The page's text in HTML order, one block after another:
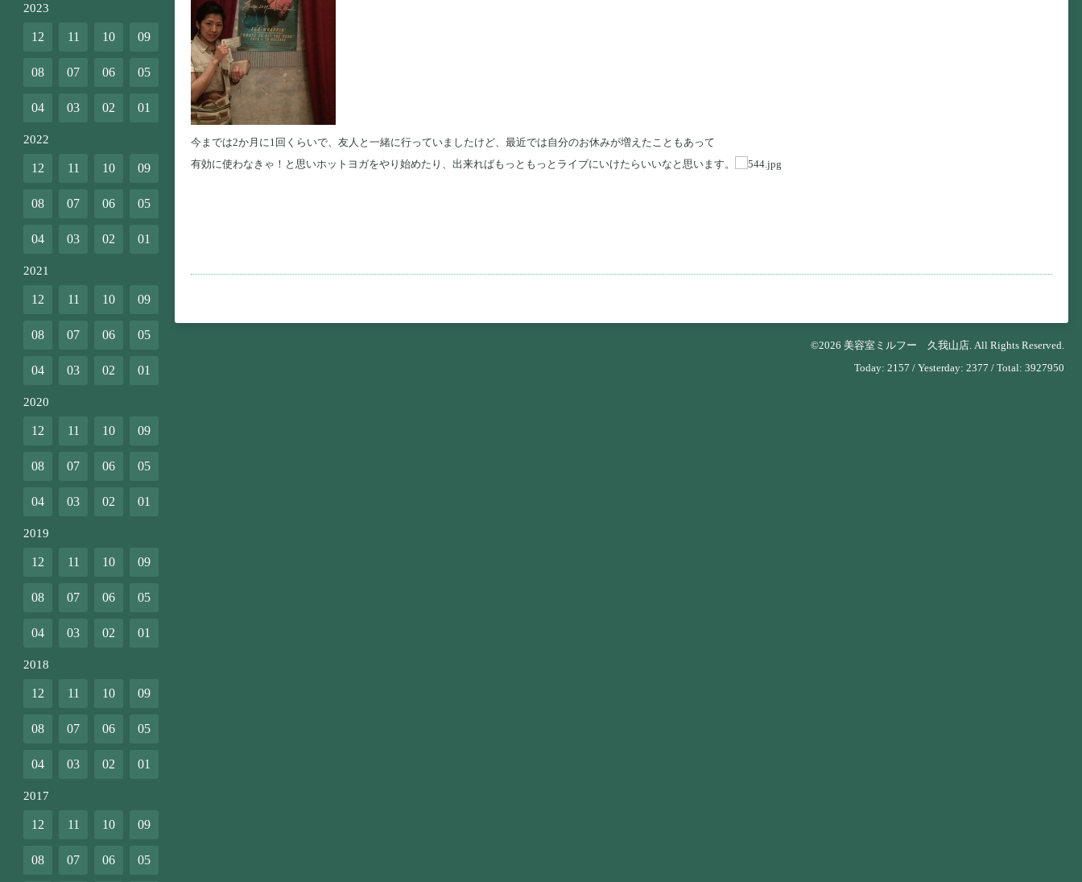
今までは2か月に1回くらいで、友人と一緒に行っていましたけど、最近では自分のお休みが増えたこともあって
有効に使わなきゃ！と思いホットヨガをやり始めたり、出来ればもっともっとライブにいけたらいいなと思います。
©2026 美容室ミルフー 久我山店 . All Rights Reserved.
Today: 2157 / Yesterday: 2377 / Total: 3927950
2023
12 11 10 09
08 07 06 05
04 03 02 01
2022
12 11 10 09
08 07 06 05
04 03 02 01
2021
12 11 10 09
08 07 06 05
04 03 02 01
2020
12 11 10 09
08 07 06 05
04 03 02 01
2019
12 11 10 09
08 07 06 05
04 03 02 01
2018
12 11 10 09
08 07 06 05
04 03 02 01
2017
12 11 10 09
08 07 06 05